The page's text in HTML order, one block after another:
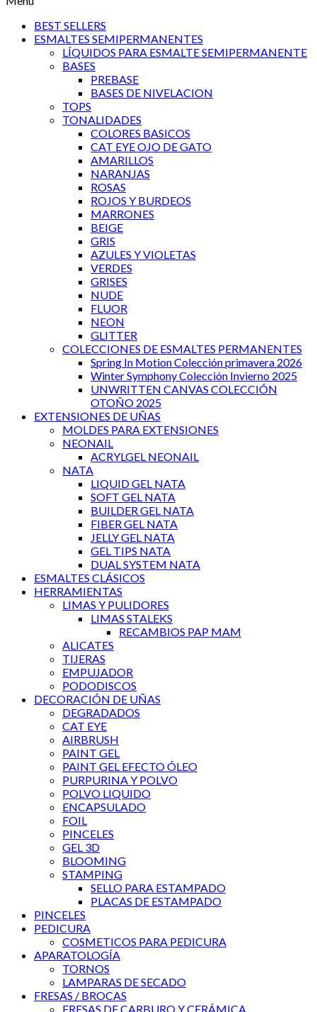
BEST SELLERS
ESMALTES SEMIPERMANENTES
LÍQUIDOS PARA ESMALTE SEMIPERMANENTE
BASES
PREBASE
BASES DE NIVELACION
TOPS
TONALIDADES
COLORES BASICOS
CAT EYE OJO DE GATO
AMARILLOS
NARANJAS
ROSAS
ROJOS Y BURDEOS
MARRONES
BEIGE
GRIS
AZULES Y VIOLETAS
VERDES
GRISES
NUDE
FLUOR
NEON
GLITTER
COLECCIONES DE ESMALTES PERMANENTES
Spring In Motion Colección primavera 2026
Winter Symphony Colección Invierno 2025
UNWRITTEN CANVAS COLECCIÓN
OTOÑO 2025
EXTENSIONES DE UÑAS
MOLDES PARA EXTENSIONES
NEONAIL
ACRYLGEL NEONAIL
NATA
LIQUID GEL NATA
SOFT GEL NATA
BUILDER GEL NATA
FIBER GEL NATA
JELLY GEL NATA
GEL TIPS NATA
DUAL SYSTEM NATA
ESMALTES CLÁSICOS
HERRAMIENTAS
LIMAS Y PULIDORES
LIMAS STALEKS
RECAMBIOS PAP MAM
ALICATES
TIJERAS
EMPUJADOR
PODODISCOS
DECORACIÓN DE UÑAS
DEGRADADOS
CAT EYE
AIRBRUSH
PAINT GEL
PAINT GEL EFECTO ÓLEO
PURPURINA Y POLVO
POLVO LIQUIDO
ENCAPSULADO
FOIL
PINCELES
GEL 3D
BLOOMING
STAMPING
SELLO PARA ESTAMPADO
PLACAS DE ESTAMPADO
PINCELES
PEDICURA
COSMETICOS PARA PEDICURA
APARATOLOGÍA
TORNOS
LAMPARAS DE SECADO
FRESAS / BROCAS
FRESAS DE CARBURO Y CERÁMICA